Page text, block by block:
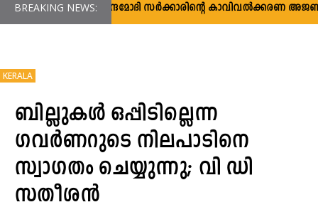
BREAKING NEWS:നരേന്ദ്രമോദി സര്‍ക്കാരിന്റെ കാവിവല്‍ക്കരണ
KERALA
ബില്ലുകള്‍ ഒപ്പിടില്ലെന്ന
ഗവര്‍ണറുടെ നിലപാടിനെ
സ്വാഗതം ചെയ്യുന്നു; വി ഡി
സതീശൻ